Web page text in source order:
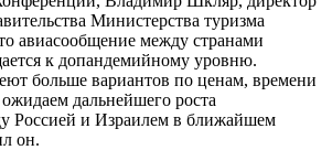
Министерства туризма
авиасообщение между странами
к допандемийному уровню.
больше вариантов по ценам, времени
дальнейшего роста
Россией и Израилем в ближайшем
он.